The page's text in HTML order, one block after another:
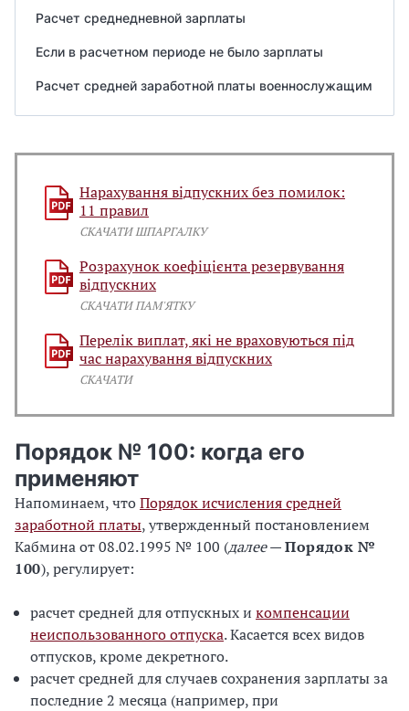
Расчет среднедневной зарплаты
Если в расчетном периоде не было зарплаты
Расчет средней заработной платы военнослужащим
Нарахування відпускних без помилок:
11 правил
СКАЧАТИ ШПАРГАЛКУ
Розрахунок коефіцієнта резервування
відпускних
СКАЧАТИ ПАМ'ЯТКУ
Перелік виплат, які не враховуються під
час нарахування відпускних
СКАЧАТИ
Порядок № 100: когда его
применяют
Напоминаем, чтоПорядок исчисления средней
заработной платы, утвержденный постановлением
Кабмина от 08.02.1995 № 100 (далее—Порядок №
100), регулирует:
расчет средней для отпускных и компенсации
неиспользованного отпуска. Касается всех видов
отпусков, кроме декретного.
расчет средней для случаев сохранения зарплаты за
последние 2 месяца (например, при